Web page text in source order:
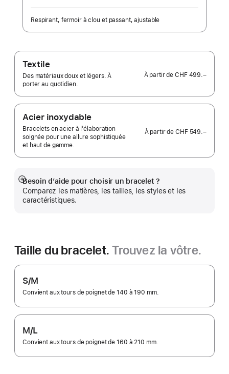
Respirant, fermoir à clou et passant, ajustable
Textile
Des matériaux doux et légers. À
porter au quotidien.
À partir deCHF 499.–
Acier inoxydable
Bracelets en acier à l’élaboration
soignée pour une allure sophistiquée
et haut de gamme.
À partir deCHF 549.–
Besoin d’aide pour choisir un bracelet ?
Comparez les matières, les tailles, les styles et les
caractéristiques.
Afficher
plus
Taille du bracelet.Trouvez la vôtre.
S/M
Convient aux tours de poignet de 140 à 190 mm.
M/L
Convient aux tours de poignet de 160 à 210 mm.